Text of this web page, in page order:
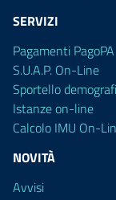
SERVIZI
Pagamenti PagoPA
S.U.A.P. On-Line
Sportello
Istanze on-line
Calcolo IMU On-
NOVITÀ
Avvisi